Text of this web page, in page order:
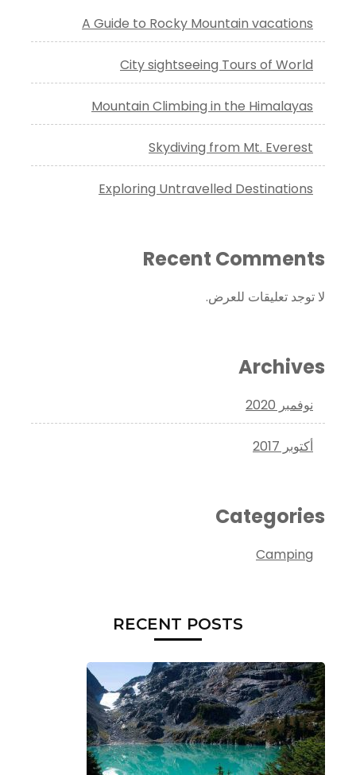
A Guide to Rocky Mountain vacations
City sightseeing Tours of World
Mountain Climbing in the Himalayas
Skydiving from Mt. Everest
Exploring Untravelled Destinations
Recent Comments
لا توجد تعليقات للعرض.
Archives
نوفمبر 2020
أكتوبر 2017
Categories
Camping
RECENT POSTS